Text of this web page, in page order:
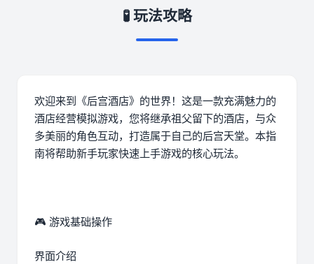
🧪 玩法攻略
欢迎来到《后宫酒店》的世界！这是一款充满魅力的
酒店经营模拟游戏，您将继承祖父留下的酒店，与众
多美丽的角色互动，打造属于自己的后宫天堂。本指
南将帮助新手玩家快速上手游戏的核心玩法。
🎮 游戏基础操作
界面介绍